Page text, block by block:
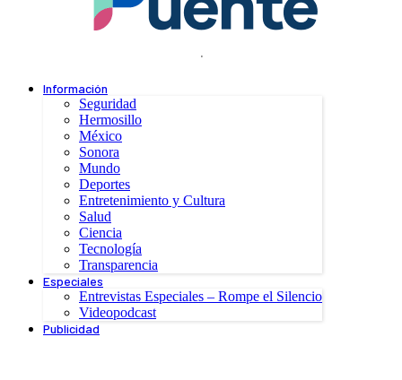
.
Información
Seguridad
Hermosillo
México
Sonora
Mundo
Deportes
Entretenimiento y Cultura
Salud
Ciencia
Tecnología
Transparencia
Especiales
Entrevistas Especiales – Rompe el Silencio
Videopodcast
Publicidad